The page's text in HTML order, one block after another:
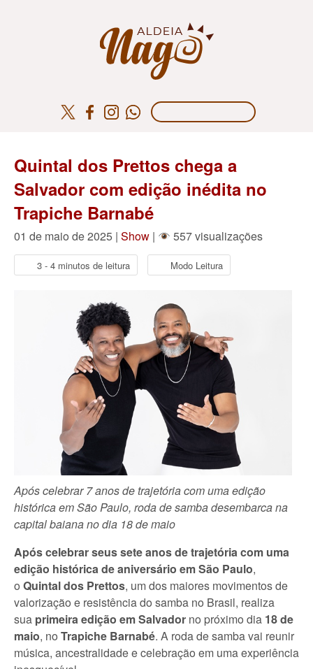
Quintal dos Prettos chega a
Salvador com edição inédita no
Trapiche Barnabé
01 de maio de 2025 | Show | 557 visualizações
3 - 4 minutos de leitura Modo Leitura
Após celebrar 7 anos de trajetória com uma edição
histórica em São Paulo, roda de samba desembarca na
capital baiana no dia 18 de maio
Após celebrar seus sete anos de trajetória com uma
edição histórica de aniversário em São Paulo,
o Quintal dos Prettos, um dos maiores movimentos de
valorização e resistência do samba no Brasil, realiza
sua primeira edição em Salvador no próximo dia 18 de
maio, no Trapiche Barnabé. A roda de samba vai reunir
música, ancestralidade e celebração em uma experiência